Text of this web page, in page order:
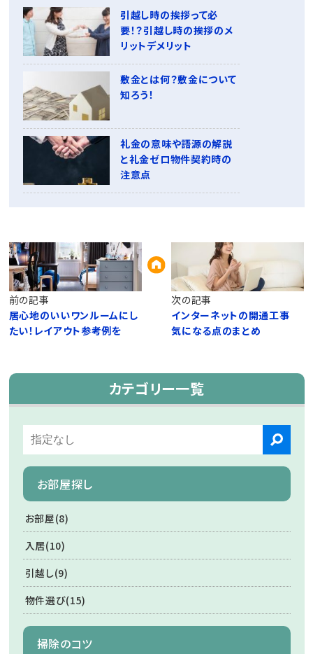
引越し時の挨拶って必
要！？引越し時の挨拶のメ
リットデメリット
敷金とは何？敷金について
知ろう！
礼金の意味や語源の解説
と礼金ゼロ物件契約時の
注意点
前の記事
居心地のいいワンルームにし
たい！レイアウト参考例を
次の記事
インターネットの開通工事
気になる点のまとめ
カテゴリー一覧
お部屋探し
お部屋(8)
入居(10)
引越し(9)
物件選び(15)
掃除のコツ